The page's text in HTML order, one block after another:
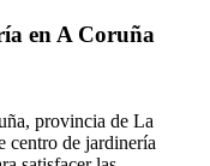
en A Coruña
provincia de La
centro de jardinería